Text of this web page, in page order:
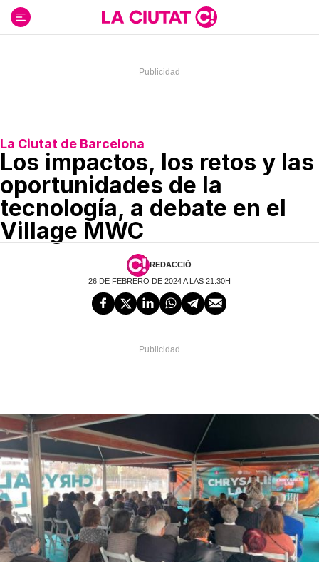
contenido
La Ciutat de Barcelona
Los impactos, los retos y las
oportunidades de la
tecnología, a debate en el
Village MWC
REDACCIÓ
26 DE FEBRERO DE 2024 A LAS 21:30H